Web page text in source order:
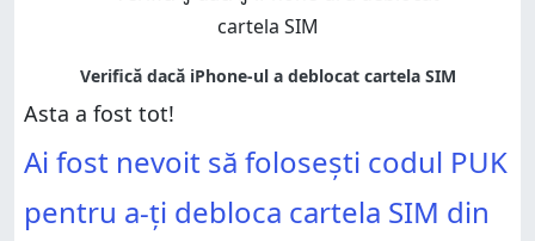
Asta a fost tot!
Ai fost nevoit să folosești codul PUK
pentru a-ți debloca cartela SIM din